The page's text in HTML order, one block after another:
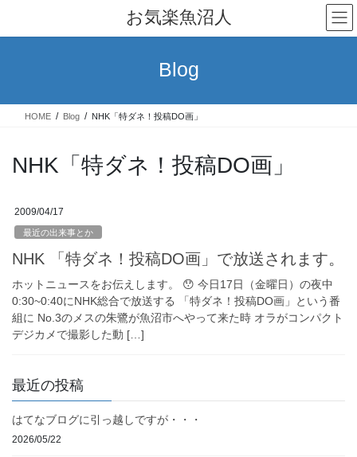
テ
ス
ゲ
ン
お気楽魚沼人
Blog
HOME Blog NHK「特ダネ！投稿DO画」
NHK「特ダネ！投稿DO画」
2009/04/17
最近の出来事とか
NHK 「特ダネ！投稿DO画」で放送されます。
ホットニュースをお伝えします。 😯 今日17日（金曜日）の夜中
0:30~0:40にNHK総合で放送する 「特ダネ！投稿DO画」という番
組に No.3のメスの朱鷺が魚沼市へやって来た時 オラがコンパクト
デジカメで撮影した動 […]
最近の投稿
はてなブログに引っ越しですが・・・
2026/05/22